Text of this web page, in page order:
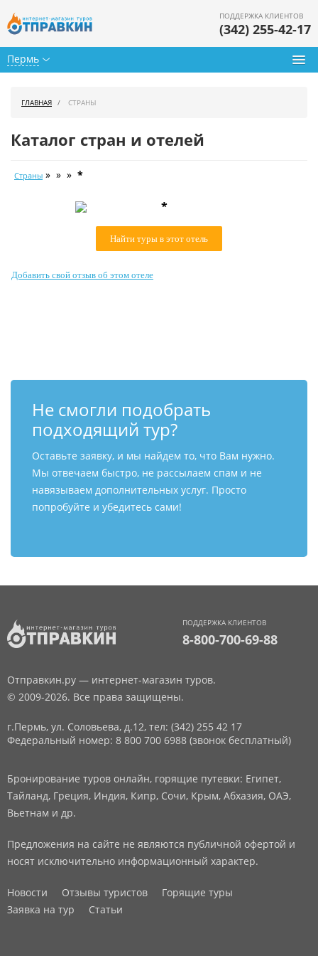
Пермь
ПОДДЕРЖКА КЛИЕНТОВ
(342) 255-42-17
Календарь туров
Как купить
ГЛАВНАЯ СТРАНЫ
Каталог стран и отелей
Страны » » » *
*
Найти туры в этот отель
Добавить свой отзыв об этом отеле
Не смогли подобрать
подходящий тур?
Оставьте заявку, и мы найдем то, что Вам нужно.
Мы отвечаем быстро, не рассылаем спам и не
навязываем дополнительных услуг. Просто
попробуйте и убедитесь сами!
ПОДДЕРЖКА КЛИЕНТОВ
8-800-700-69-88
Отправкин.ру — интернет-магазин туров.
© 2009-2026. Все права защищены.
г.Пермь, ул. Соловьева, д.12, тел: (342) 255 42 17
Федеральный номер: 8 800 700 6988 (звонок бесплатный)
Бронирование туров онлайн, горящие путевки: Египет,
Тайланд, Греция, Индия, Кипр, Сочи, Крым, Абхазия, ОАЭ,
Вьетнам и др.
Предложения на сайте не являются публичной офертой и
носят исключительно информационный характер.
Новости Отзывы туристов
Горящие туры
Заявка на тур
Статьи